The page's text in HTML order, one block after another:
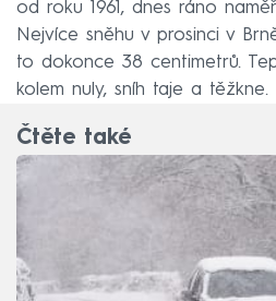
od roku 1961, dnes ráno
Nejvíce sněhu v prosinci v
to dokonce 38 centimetrů.
kolem nuly, sníh taje a těžkne.
Čtěte také